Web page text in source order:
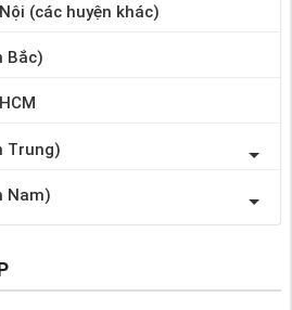
(các huyện khác)
Bắc)
Trung)
Nam)